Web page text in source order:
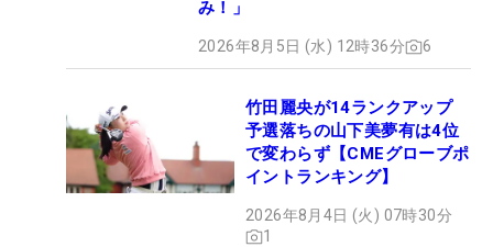
み！」
2026年8月5日 (水) 12時36分 6
竹田麗央が14ランクアップ
予選落ちの山下美夢有は4位
で変わらず【CMEグローブポ
イントランキング】
2026年8月4日 (火) 07時30分
1